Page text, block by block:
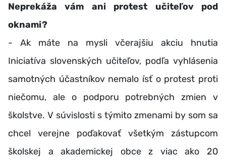
Neprekáža vám ani protest učiteľov pod
oknami?
- Ak máte na mysli včerajšiu akciu hnutia
Iniciatíva slovenských učiteľov, podľa vyhlásenia
samotných účastníkov nemalo ísť o protest proti
niečomu, ale o podporu potrebných zmien v
školstve. V súvislosti s týmito zmenami by som sa
chcel verejne poďakovať všetkým zástupcom
školskej a akademickej obce z viac ako 20